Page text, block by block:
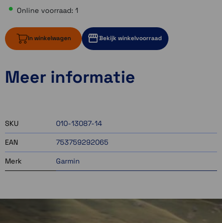
Online voorraad: 1
In winkelwagen Bekijk winkelvoorraad
1 op voorraad
Momenteel even niet op voorraad
Meer informatie
SKU 010-13087-14
EAN 753759292065
Merk Garmin